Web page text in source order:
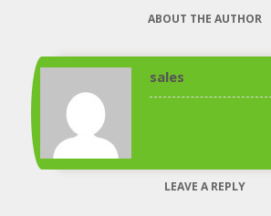
ABOUT THE AUTHOR
sales
LEAVE A REPLY